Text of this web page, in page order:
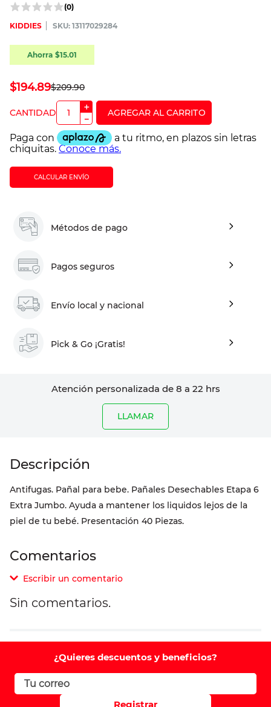
(0)
KIDDIES :13117029284
Ahorra $15.01
$209.90
$194.89
＋
－
CALCULAR ENVÍO
Métodos de pago
Pagos seguros
Envío local y nacional
Pick & Go ¡Gratis!
Atención personalizada de 8 a 22 hrs
LLAMAR
Antifugas. Pañal para bebe. Pañales Desechables Etapa 6
Extra Jumbo. Ayuda a mantener los liquidos lejos de la
piel de tu bebé. Presentación 40 Piezas.
Comentarios
Escribir un comentario
Comentario
Califique el producto de 1 a 5 estrellas
Sin comentarios.
¿Quieres descuentos y beneficios?
Registrar